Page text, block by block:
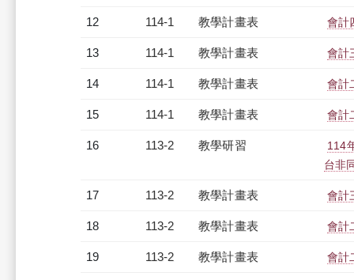
12 114-1 教學計畫表 會計
13 114-1 教學計畫表 會計
14 114-1 教學計畫表 會計
15 114-1 教學計畫表 會計
16 113-2 教學研習
114
台非
17 113-2 教學計畫表 會計
18 113-2 教學計畫表 會計
19 113-2 教學計畫表 會計